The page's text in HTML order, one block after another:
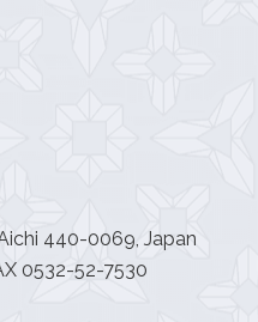
440-0069, Japan
0532-52-7530